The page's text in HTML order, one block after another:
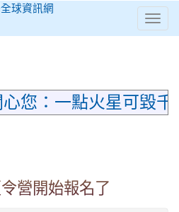
⏸
您：一點火星可毀
營開始報名了